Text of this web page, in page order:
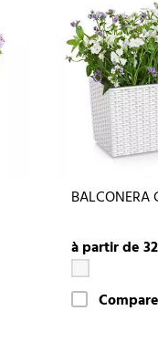
à partir de